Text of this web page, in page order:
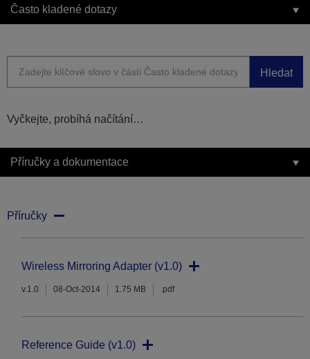
Často kladené dotazy
Hledat
Vyčkejte, probíhá načítání…
Příručky a dokumentace
Příručky
Wireless Mirroring Adapter (v1.0)
v.1.0 08-Oct-2014 1.75 MB .pdf
Reference Guide (v1.0)